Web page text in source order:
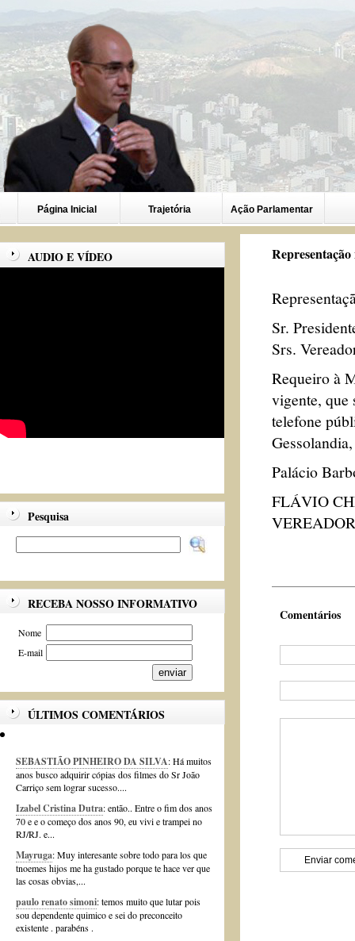
Página Inicial Trajetória Ação Parlamentar
AUDIO E VÍDEO
Pesquisa
RECEBA NOSSO INFORMATIVO
Nome
E-mail
ÚLTIMOS COMENTÁRIOS
SEBASTIÃO PINHEIRO DA SILVA: Há muitos
anos busco adquirir cópias dos filmes do Sr João
Carriço sem lograr sucesso....
Izabel Cristina Dutra: então.. Entre o fim dos anos
70 e e o começo dos anos 90, eu vivi e trampei no
RJ/RJ. e...
Mayruga: Muy interesante sobre todo para los que
tnoemes hijos me ha gustado porque te hace ver que
las cosas obvias,...
paulo renato simoni: temos muito que lutar pois
sou dependente quimico e sei do preconceito
existente . parabéns .
Representação
Sr.
Srs.
Requeiro à
vigente, que
telefone
Palácio
FLÁVIO
Comentários